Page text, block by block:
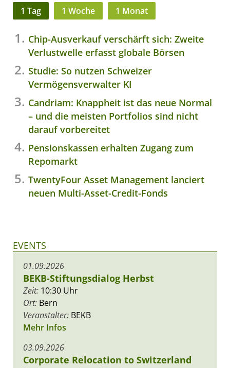
1 Tag 1 Woche 1 Monat
Chip-Ausverkauf verschärft sich: Zweite
Verlustwelle erfasst globale Börsen
Studie: So nutzen Schweizer
Vermögensverwalter KI
Candriam: Knappheit ist das neue Normal
– und die meisten Portfolios sind nicht
darauf vorbereitet
Pensionskassen erhalten Zugang zum
Repomarkt
TwentyFour Asset Management lanciert
neuen Multi-Asset-Credit-Fonds
EVENTS
01.09.2026
BEKB-Stiftungsdialog Herbst
Zeit: 10:30 Uhr
Ort: Bern
Veranstalter: BEKB
Mehr Infos
03.09.2026
Corporate Relocation to Switzerland